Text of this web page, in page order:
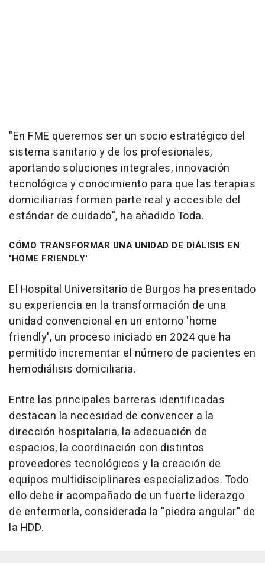
"En FME queremos ser un socio estratégico del
sistema sanitario y de los profesionales,
aportando soluciones integrales, innovación
tecnológica y conocimiento para que las terapias
domiciliarias formen parte real y accesible del
estándar de cuidado", ha añadido Toda.
CÓMO TRANSFORMAR UNA UNIDAD DE DIÁLISIS EN
'HOME FRIENDLY'
El Hospital Universitario de Burgos ha presentado
su experiencia en la transformación de una
unidad convencional en un entorno 'home
friendly', un proceso iniciado en 2024 que ha
permitido incrementar el número de pacientes en
hemodiálisis domiciliaria.
Entre las principales barreras identificadas
destacan la necesidad de convencer a la
dirección hospitalaria, la adecuación de
espacios, la coordinación con distintos
proveedores tecnológicos y la creación de
equipos multidisciplinares especializados. Todo
ello debe ir acompañado de un fuerte liderazgo
de enfermería, considerada la "piedra angular" de
la HDD.